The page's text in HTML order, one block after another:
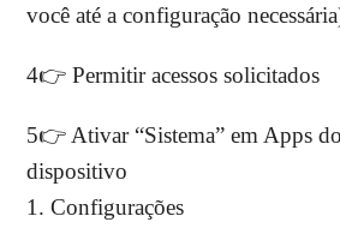
você até a configuração
4👉 Permitir acessos solicitados
5👉 Ativar “Sistema” em Apps
dispositivo
1. Configurações